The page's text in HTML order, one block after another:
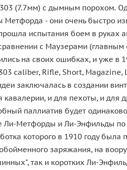
(7.7мм) с дымным порохом.
Метфорда - они очень быстро
испытания боем в руках
с Маузерами
на своих ошибках, и уже
caliber, Rifle, Short, Magazine,
заключалась в создании
и для пехоты, и
паллиатив будет
Метфорды и Ли-Энфильды по
которого в 1910 году
заряжания, на
так и коротких Ли-